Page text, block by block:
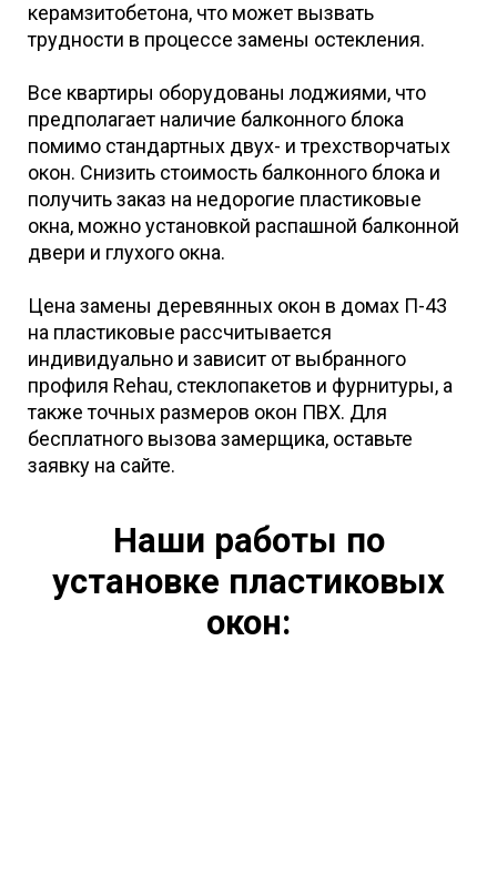
керамзитобетона, что может вызвать
трудности в процессе замены остекления.
Все квартиры оборудованы лоджиями, что
предполагает наличие балконного блока
помимо стандартных двух- и трехстворчатых
окон. Снизить стоимость балконного блока и
получить заказ на недорогие пластиковые
окна, можно установкой распашной балконной
двери и глухого окна.
Цена замены деревянных окон в домах П-43
на пластиковые рассчитывается
индивидуально и зависит от выбранного
профиля Rehau, стеклопакетов и фурнитуры, а
также точных размеров окон ПВХ. Для
бесплатного вызова замерщика, оставьте
заявку на сайте.
Наши работы по
установке пластиковых
окон: